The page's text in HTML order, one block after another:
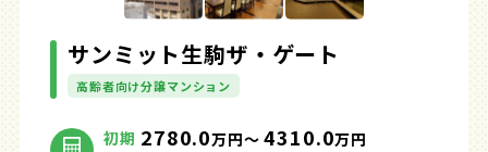
サンミット生駒ザ・ゲート
高齢者向け分譲マンション
初期 2780.0万円～4310.0万円